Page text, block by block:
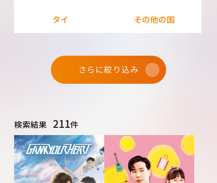
タイ その他の国
さらに絞り込み
検索結果 211件